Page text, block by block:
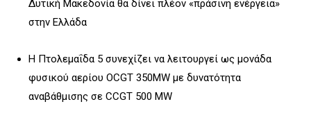
Δυτική Μακεδονία θα δίνει πλέον «πράσινη ενέργεια»
στην Ελλάδα
Η Πτολεμαΐδα 5 συνεχίζει να λειτουργεί ως μονάδα
φυσικού αερίου OCGT 350MW με δυνατότητα
αναβάθμισης σε CCGT 500 MW